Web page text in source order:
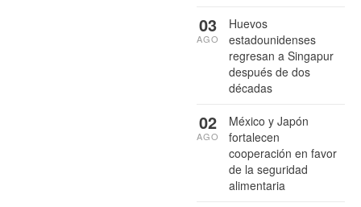
Huevos
estadounidenses
regresan a Singapur
después de dos
décadas
03
AGO
México y Japón
fortalecen
cooperación en favor
de la seguridad
alimentaria
02
AGO